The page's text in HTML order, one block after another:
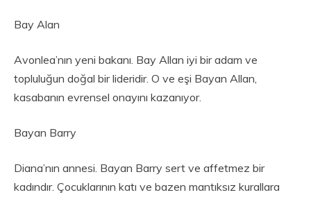
Bay Alan
Avonlea’nın yeni bakanı. Bay Allan iyi bir adam ve
topluluğun doğal bir lideridir. O ve eşi Bayan Allan,
kasabanın evrensel onayını kazanıyor.
Bayan Barry
Diana’nın annesi. Bayan Barry sert ve affetmez bir
kadındır. Çocuklarının katı ve bazen mantıksız kurallara